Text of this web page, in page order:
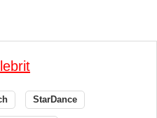
StarDance